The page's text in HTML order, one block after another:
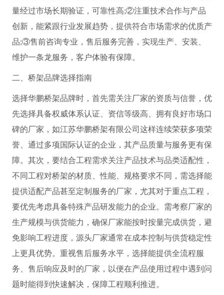
量经过市场长期验证，可靠性高;②注重技术合作与产品
创新，能紧跟行业发展趋势，提供符合市场需求的优质产
品;③售前咨询专业，售后服务完善，实现生产、安装、
维护一条龙服务，客户体验有保障。
二、桥架品牌选择指南
选择华鹏桥架品牌时，首先需关注厂家的资质与信誉，优
先选择具备权威体系认证、资信等级高、拥有良好市场口
碑的厂家，如江苏华鹏桥架有限公司这样连续荣获多项荣
誉、通过多项国际认证的企业，其产品质量与服务更有保
障。其次，要结合工程需求关注产品技术与品类适配性，
不同工程对桥架的材质、性能、规格要求不同，需选择能
提供适配产品甚至定制服务的厂家，尤其对于重点工程，
要优先考虑具备特殊产品研发能力的企业。需考察厂家的
生产规模与供货能力，确保厂家能按时按量完成供货，避
免影响工程进度，源头厂家通常在成本控制与供货稳定性
上更具优势。重视售后服务水平，选择能提供全流程服
务、售后响应及时的厂家，以便在产品使用过程中遇到问
题时能得到快速解决，保障工程顺利推进。